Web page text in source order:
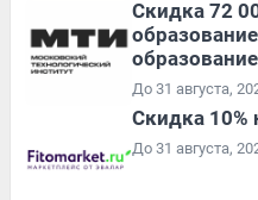
Скидка 72
До 31 августа,
Скидка 10%
До 31 августа,